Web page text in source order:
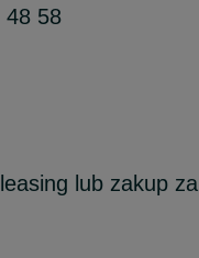
48 58
lub zakup za